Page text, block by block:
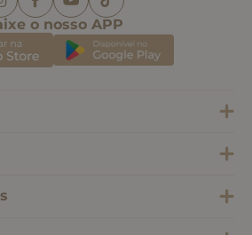
o nosso APP